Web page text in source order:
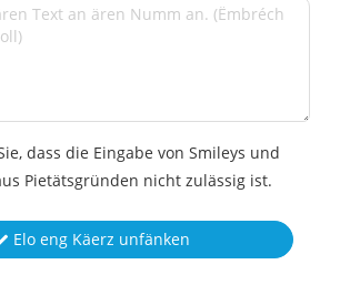
dass die Eingabe von Smileys und
Pietätsgründen nicht zulässig ist.
Elo eng Käerz unfänken